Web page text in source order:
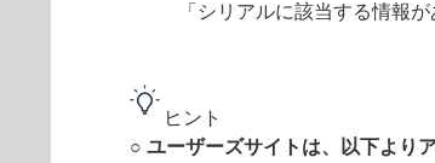
「シリアルに該当する情報
ヒント
○ ユーザーズサイトは、以下より